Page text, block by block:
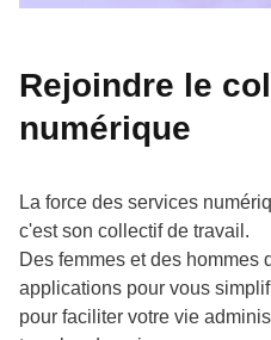
Rejoindre le
numérique
La force des services
c'est son collectif de travail.
Des femmes et des hommes
applications pour vous
pour faciliter votre vie